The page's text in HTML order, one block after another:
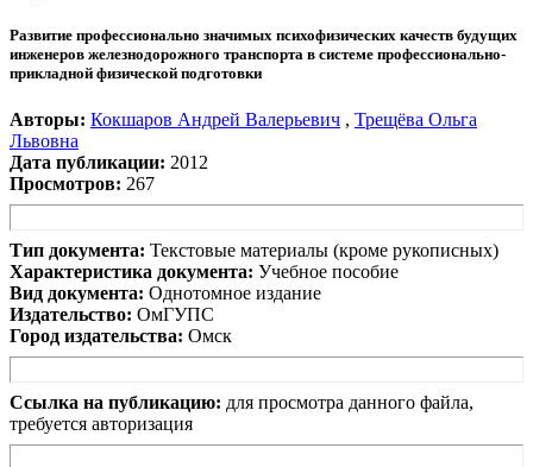
Развитие профессионально значимых психофизических качеств будущих
инженеров железнодорожного транспорта в системе профессионально-
прикладной физической подготовки
Авторы: Кокшаров Андрей Валерьевич , Трещёва Ольга
Львовна
Дата публикации: 2012
Просмотров: 267
Тип документа: Текстовые материалы (кроме рукописных)
Характеристика документа: Учебное пособие
Вид документа: Однотомное издание
Издательство: ОмГУПС
Город издательства: Омск
Ссылка на публикацию: для просмотра данного файла,
требуется авторизация